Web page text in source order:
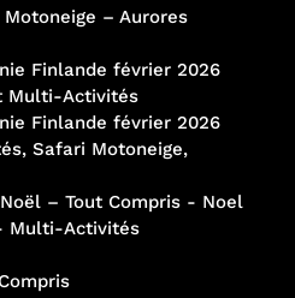
– Aurores
Finlande février 2026
Multi-Activités
Finlande février 2026
Safari Motoneige,
– Tout Compris - Noel
Multi-Activités